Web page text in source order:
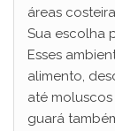
áreas
Sua escolha
Esses
alimento,
até moluscos
guará